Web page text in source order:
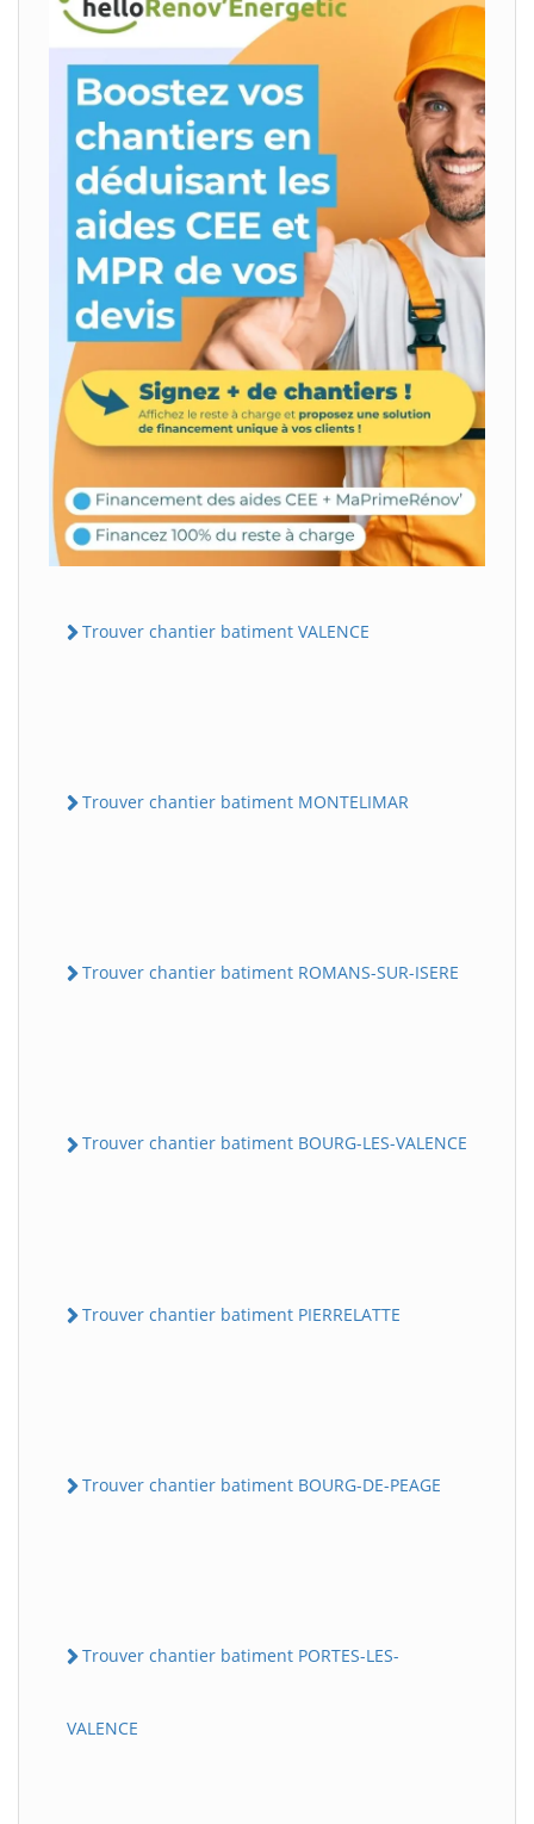
Trouver chantier batiment VALENCE
Trouver chantier batiment MONTELIMAR
Trouver chantier batiment ROMANS-SUR-ISERE
Trouver chantier batiment BOURG-LES-VALENCE
Trouver chantier batiment PIERRELATTE
Trouver chantier batiment BOURG-DE-PEAGE
Trouver chantier batiment PORTES-LES-
VALENCE